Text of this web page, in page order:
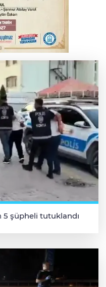
döviz fiyatları
uçtu: 2 yaralı
5 şüpheli tutuklandı